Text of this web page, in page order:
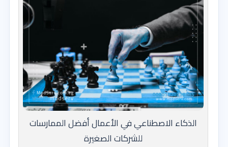
الذكاء الاصطناعي في الأعمال أفضل الممارسات
للشركات الصغيرة